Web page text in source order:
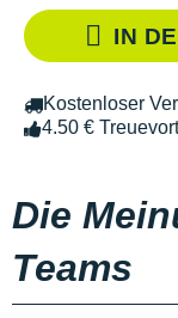
IN
Kostenloser
4.50 €
Die
Teams